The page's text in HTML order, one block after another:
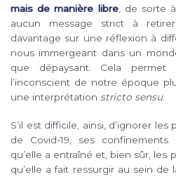
mais de manière libre, de sorte
aucun message strict à
davantage sur une réflexion à
nous immergeant dans un
que dépaysant. Cela
l’inconscient de notre époque
une interprétation stricto sensu.
S’il est difficile, ainsi, d’ignorer
de Covid-19, ses
qu’elle a entraîné et, bien sûr, les
qu’elle a fait ressurgir au sein de